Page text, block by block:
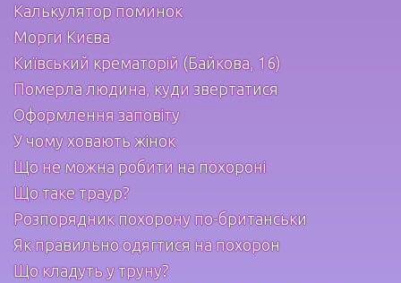
Калькулятор поминок
Морги Києва
Київський крематорій (Байкова, 16)
Померла людина, куди звертатися
Оформлення заповіту
У чому ховають жінок
Що не можна робити на похороні
Що таке траур?
Розпорядник похорону по-британськи
Як правильно одягтися на похорон
Що кладуть у труну?